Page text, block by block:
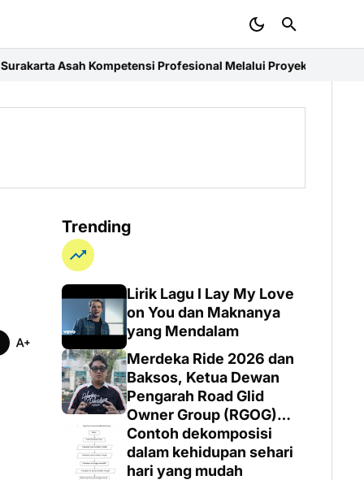
Profesional Melalui Proyek Nyata di PT. EDRA Arsitek
Trending
Lirik Lagu I Lay My Love
on You dan Maknanya
yang Mendalam
Merdeka Ride 2026 dan
Baksos, Ketua Dewan
Pengarah Road Glid
Owner Group (RGOG)
Boys Indonesia Pusat M.
Irsyad Sebut Persiapan
Dimatangkan
Contoh dekomposisi
dalam kehidupan sehari
hari yang mudah